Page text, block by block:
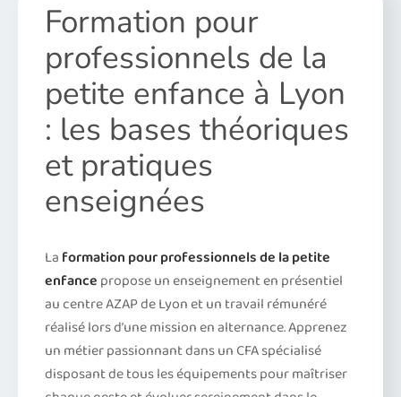
Formation pour
professionnels de la
petite enfance à Lyon
: les bases théoriques
et pratiques
enseignées
La formation pour professionnels de la petite
enfance propose un enseignement en présentiel
au centre AZAP de Lyon et un travail rémunéré
réalisé lors d’une mission en alternance. Apprenez
un métier passionnant dans un CFA spécialisé
disposant de tous les équipements pour maîtriser